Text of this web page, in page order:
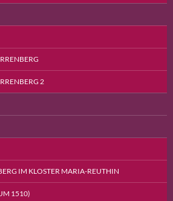
2
IM KLOSTER MARIA-REUTHIN
1510)